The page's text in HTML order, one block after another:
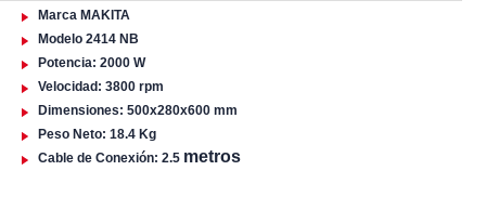
Marca MAKITA
Modelo 2414 NB
Potencia: 2000 W
Velocidad: 3800 rpm
Dimensiones: 500x280x600 mm
Peso Neto: 18.4 Kg
Cable de Conexión: 2.5 metros